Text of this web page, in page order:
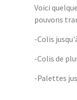
Voici
pouvons
-Colis
-Colis de
-Palettes